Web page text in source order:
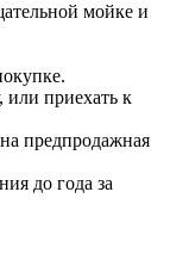
мойке и
или приехать к
предпродажная
до года за